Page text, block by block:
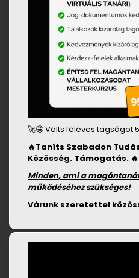
🚀🤩 Válts féléves tagságot
🔥Taníts Szabadon
Közösség. Támogatás. 🔥
Minden, ami a
működéséhez szükséges!
Várunk szeretettel